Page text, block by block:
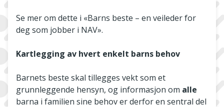
Se mer om dette i «Barns beste – en veileder for
deg som jobber i NAV».
Kartlegging av hvert enkelt barns behov
Barnets beste skal tillegges vekt som et
grunnleggende hensyn, og informasjon om alle
barna i familien sine behov er derfor en sentral del